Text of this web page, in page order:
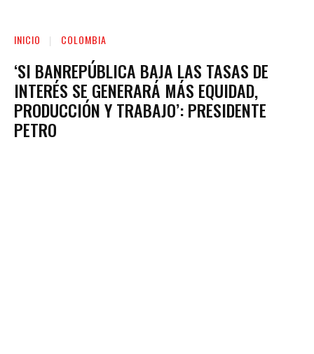
INICIO COLOMBIA
‘SI BANREPÚBLICA BAJA LAS TASAS DE
INTERÉS SE GENERARÁ MÁS EQUIDAD,
PRODUCCIÓN Y TRABAJO’: PRESIDENTE
PETRO